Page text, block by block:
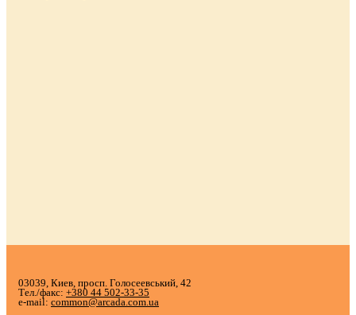
03039, Киев, просп. Голосеевський, 42
Тел./факс: +380 44 502-33-35
e-mail: common@arcada.com.ua